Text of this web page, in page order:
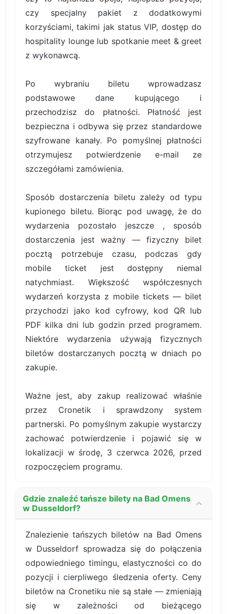
czy specjalny pakiet z dodatkowymi
korzyściami, takimi jak status VIP, dostęp do
hospitality lounge lub spotkanie meet & greet
z wykonawcą.
Po wybraniu biletu wprowadzasz
podstawowe dane kupującego i
przechodzisz do płatności. Płatność jest
bezpieczna i odbywa się przez standardowe
szyfrowane kanały. Po pomyślnej płatności
otrzymujesz potwierdzenie e-mail ze
szczegółami zamówienia.
Sposób dostarczenia biletu zależy od typu
kupionego biletu. Biorąc pod uwagę, że do
wydarzenia pozostało jeszcze , sposób
dostarczenia jest ważny — fizyczny bilet
pocztą potrzebuje czasu, podczas gdy
mobile ticket jest dostępny niemal
natychmiast. Większość współczesnych
wydarzeń korzysta z mobile tickets — bilet
przychodzi jako kod cyfrowy, kod QR lub
PDF kilka dni lub godzin przed programem.
Niektóre wydarzenia używają fizycznych
biletów dostarczanych pocztą w dniach po
zakupie.
Ważne jest, aby zakup realizować właśnie
przez Cronetik i sprawdzony system
partnerski. Po pomyślnym zakupie wystarczy
zachować potwierdzenie i pojawić się w
lokalizacji w środę, 3 czerwca 2026, przed
rozpoczęciem programu.
Gdzie znaleźć tańsze bilety na Bad Omens
w Dusseldorf?
Znalezienie tańszych biletów na Bad Omens
w Dusseldorf sprowadza się do połączenia
odpowiedniego timingu, elastyczności co do
pozycji i cierpliwego śledzenia oferty. Ceny
biletów na Cronetiku nie są stałe — zmieniają
się w zależności od bieżącego